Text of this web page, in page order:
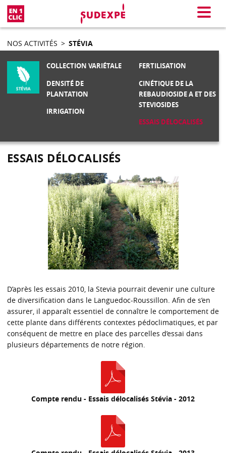
Menu
NOS ACTIVITÉS > STÉVIA
COLLECTION VARIÉTALE
DENSITÉ DE
PLANTATION
IRRIGATION
FERTILISATION
CINÉTIQUE DE LA
REBAUDIOSIDE A ET DES
STEVIOSIDES
ESSAIS DÉLOCALISÉS
ESSAIS DÉLOCALISÉS
D’après les essais 2010, la Stevia pourrait devenir une culture
de diversification dans le Languedoc-Roussillon. Afin de s’en
assurer, il apparaît essentiel de connaître le comportement de
cette plante dans différents contextes pédoclimatiques, et par
conséquent de mettre en place des parcelles d’essai dans
plusieurs départements de notre région.
Compte rendu - Essais délocalisés Stévia - 2012